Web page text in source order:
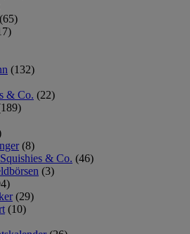
(65)
(132)
& Co. (22)
(8)
& Co. (46)
(3)
(29)
(10)